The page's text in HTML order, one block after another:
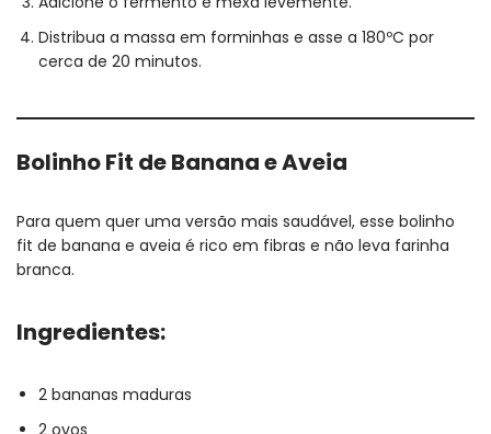
Distribua a massa em forminhas e asse a 180ºC por
cerca de 20 minutos.
Bolinho Fit de Banana e Aveia
Para quem quer uma versão mais saudável, esse bolinho
fit de banana e aveia é rico em fibras e não leva farinha
branca.
Ingredientes:
2 bananas maduras
2 ovos